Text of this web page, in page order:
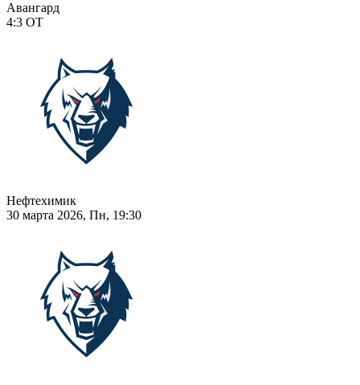
Авангард
4:3 ОТ
Нефтехимик
30 марта 2026, Пн, 19:30